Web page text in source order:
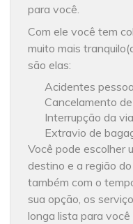
para você.
Com ele você tem
muito mais
são elas:
Acidentes
Cancelamento
Interrupção da
Extravio de
Você pode escolher
destino e a região
também com o
sua opção, os
longa lista para